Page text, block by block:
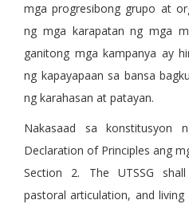
mga progresibong grupo at
ng mga karapatan ng mga
ganitong mga kampanya ay
ng kapayapaan sa bansa
ng karahasan at patayan.
Nakasaad sa konstitusyon
Declaration of Principles ang
Section 2. The UTSSG
pastoral articulation, and